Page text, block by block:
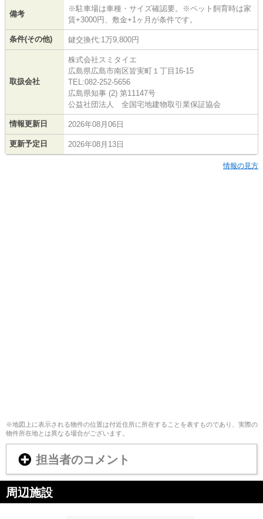
備考
※駐車場は車種・サイズ確認要。※ペット飼育時は家
賃+3000円、敷金+1ヶ月が条件です。
条件(その他) 鍵交換代:1万9,800円
取扱会社
株式会社スミタイエ
広島県広島市南区皆実町１丁目16-15
TEL:082-252-5656
広島県知事 (2) 第11147号
公益社団法人 全国宅地建物取引業保証協会
情報更新日 2026年08月06日
更新予定日 2026年08月13日
情報の見方
※地図上に表示される物件の位置は付近住所に所在することを表すものであり、実際の
物件所在地とは異なる場合がございます。
担当者のコメント
周辺施設